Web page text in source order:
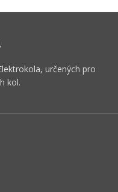
určených pro
kol.